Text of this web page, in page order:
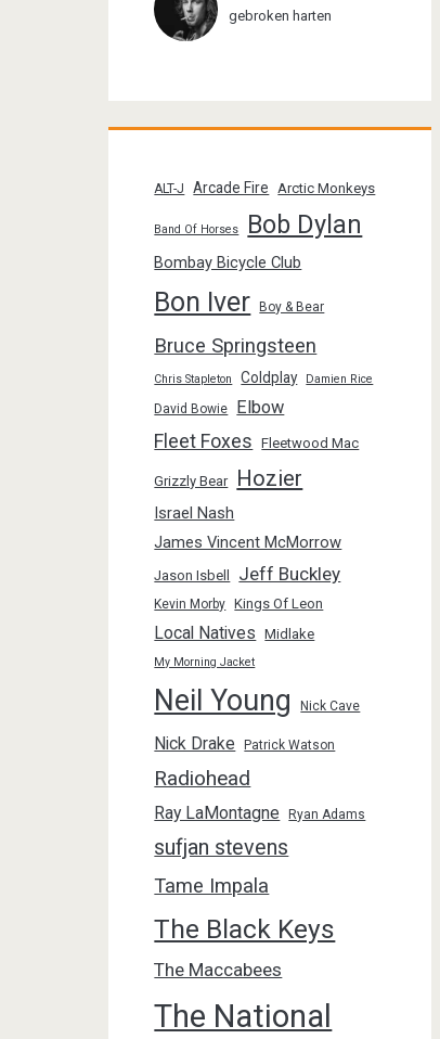
gebroken harten
ALT-J Arcade Fire Arctic Monkeys
Band Of Horses Bob Dylan
Bombay Bicycle Club
Bon Iver Boy & Bear
Bruce Springsteen
Chris Stapleton Coldplay Damien Rice
David Bowie Elbow
Fleet Foxes Fleetwood Mac
Grizzly Bear Hozier
Israel Nash
James Vincent McMorrow
Jason Isbell Jeff Buckley
Kevin Morby Kings Of Leon
Local Natives Midlake
My Morning Jacket
Neil Young Nick Cave
Nick Drake Patrick Watson
Radiohead
Ray LaMontagne Ryan Adams
sufjan stevens
Tame Impala
The Black Keys
The Maccabees
The National